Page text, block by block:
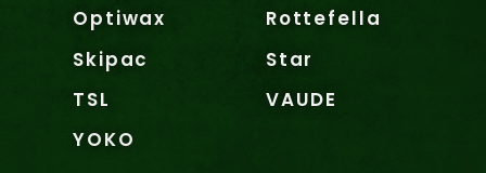
Optiwax
Rottefella
Skipac
Star
TSL
VAUDE
YOKO